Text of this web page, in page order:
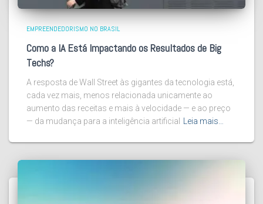
EMPREENDEDORISMO NO BRASIL
Como a IA Está Impactando os Resultados de Big
Techs?
A resposta de Wall Street às gigantes da tecnologia está,
cada vez mais, menos relacionada unicamente ao
aumento das receitas e mais à velocidade — e ao preço
— da mudança para a inteligência artificial
Leia mais…